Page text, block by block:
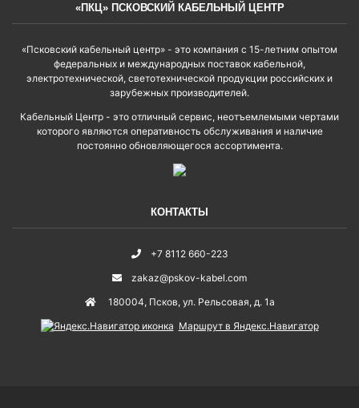
«ПКЦ» ПСКОВСКИЙ КАБЕЛЬНЫЙ ЦЕНТР
«Псковский кабельный центр» - это компания с 15-летним опытом
федеральных и международных поставок кабельной,
электротехнической, светотехнической продукции российских и
зарубежных производителей.
Кабельный Центр - это отличный сервис, неотъемлемыми чертами
которого являются оперативность обслуживания и наличие
постоянно обновляющегося ассортимента.
КОНТАКТЫ
+7 8112 660-223
zakaz@pskov-kabel.com
180004, Псков, ул. Рельсовая, д. 1а
Маршрут в Яндекс.Навигатор